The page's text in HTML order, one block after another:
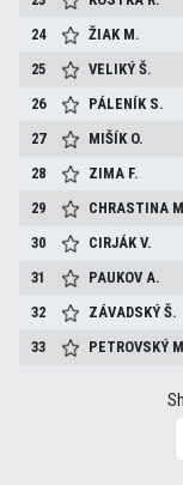
24
ŽIAK M.
25
VELIKÝŠ.
26
PÁLENÍK S.
27
MIŠÍK O.
28
ZIMA F.
29
CHRASTINA
30
CIRJÁKV.
31
PAUKOVA.
32
ZÁVADSKÝŠ.
33
PETROVSKÝ